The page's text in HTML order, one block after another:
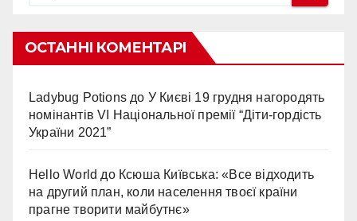
ОСТАННІ КОМЕНТАРІ
Ladybug Potions до У Києві 19 грудня нагородять
номінантів VI Національної премії “Діти-гордість
України 2021”
Hello World до Ксюша Київська: «Все відходить
на другий план, коли населення твоєї країни
прагне творити майбутнє»